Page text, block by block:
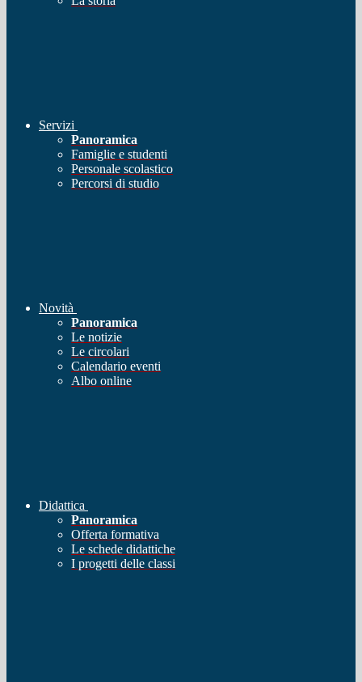
Servizi
Panoramica
Famiglie e studenti
Personale scolastico
Percorsi di studio
Novità
Panoramica
Le notizie
Le circolari
Calendario eventi
Albo online
Didattica
Panoramica
Offerta formativa
Le schede didattiche
I progetti delle classi